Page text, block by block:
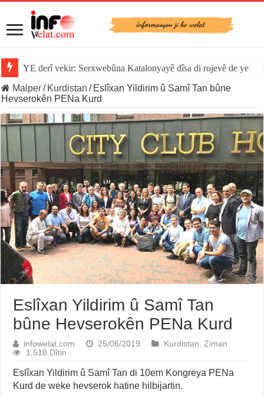
YE derî vekir: Serxwebûna Katalonyayê dîsa di rojevê de ye
Malper/ Kurdistan / Eslîxan Yildirim û Samî Tan bûne
Hevserokên PENa Kurd
Eslîxan Yildirim û Samî Tan
bûne Hevserokên PENa Kurd
infowelat.com 25/06/2019 Kurdistan ,Ziman
1,518 Dîtin
Eslîxan Yildirim û Samî Tan di 10em Kongreya PENa
Kurd de weke hevserok hatine hilbijartin.